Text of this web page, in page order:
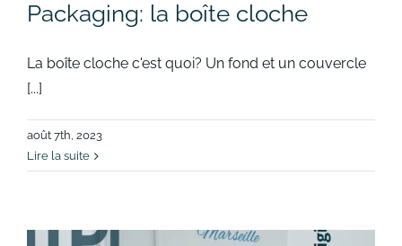
Packaging: la boîte cloche
La boîte cloche c'est quoi? Un fond et un couvercle
[...]
août 7th, 2023
Lire la suite